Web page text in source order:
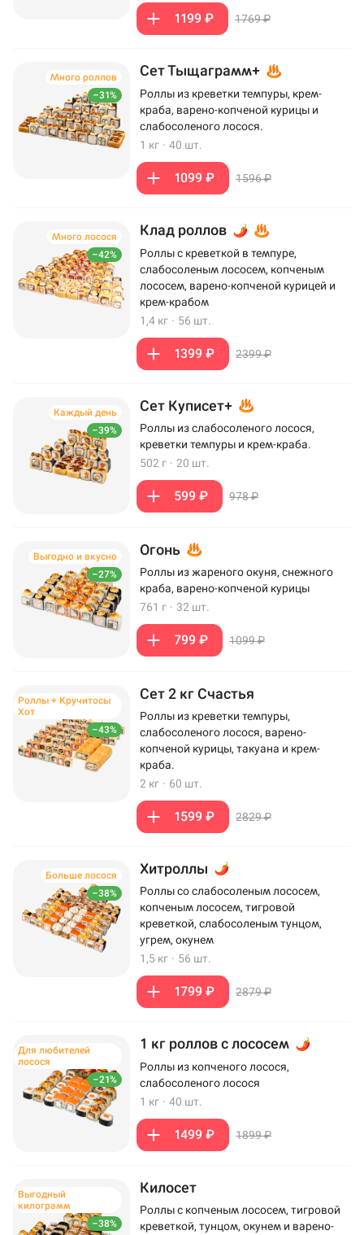
1199 ₽ 1769 ₽
–31%
Много роллов Сет Тыщаграмм+
Роллы из креветки темпуры, крем-
краба, варено-копченой курицы и
слабосоленого лосося.
1 кг · 40 шт.
1099 ₽ 1596 ₽
–42%
Много лосося Клад роллов
Роллы с креветкой в темпуре,
слабосоленым лососем, копченым
лососем, варено-копченой курицей и
крем-крабом
1,4 кг · 56 шт.
1399 ₽ 2399 ₽
–39%
Каждый день Сет Куписет+
Роллы из слабосоленого лосося,
креветки темпуры и крем-краба.
502 г · 20 шт.
599 ₽ 978 ₽
–27%
Выгодно и вкусно Огонь
Роллы из жареного окуня, снежного
краба, варено-копченой курицы
761 г · 32 шт.
799 ₽ 1099 ₽
–43%
Роллы + Кручитосы
Хот
Сет 2 кг Счастья
Роллы из креветки темпуры,
слабосоленого лосося, варено-
копченой курицы, такуана и крем-
краба.
2 кг · 60 шт.
1599 ₽ 2829 ₽
–38%
Больше лосося Хитроллы
Роллы со слабосоленым лососем,
копченым лососем, тигровой
креветкой, слабосоленым тунцом,
угрем, окунем
1,5 кг · 56 шт.
1799 ₽ 2879 ₽
–21%
Для любителей
лосося
1 кг роллов с лососем
Роллы из копченого лосося,
слабосоленого лосося
1 кг · 40 шт.
1499 ₽ 1899 ₽
–38%
Выгодный
килограмм
Килосет
Роллы с копченым лососем, тигровой
креветкой, тунцом, окунем и варено-